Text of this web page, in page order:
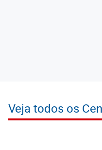
Veja todos os